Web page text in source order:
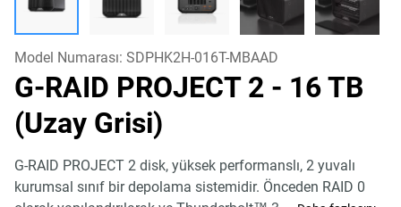
Model Numarası: SDPHK2H-016T-MBAAD
G-RAID PROJECT 2 - 16 TB
(Uzay Grisi)
G-RAID PROJECT 2 disk, yüksek performanslı, 2 yuvalı
kurumsal sınıf bir depolama sistemidir. Önceden RAID 0